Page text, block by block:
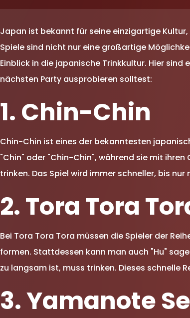
Japan ist bekannt für seine einzigartige
Spiele sind nicht nur eine großartige
Einblick in die japanische Trinkkultur. Hier
nächsten Party ausprobieren solltest:
1. Chin-Chin
Chin-Chin ist eines der bekanntesten
"Chin" oder "Chin-Chin", während sie mit
trinken. Das Spiel wird immer schneller, bis
2. Tora Tora
Bei Tora Tora Tora müssen die Spieler der
formen. Stattdessen kann man auch "Hu"
zu langsam ist, muss trinken. Dieses schnelle
3. Yamanote